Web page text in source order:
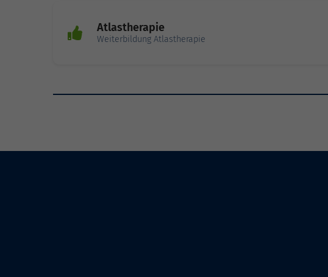
Atlastherapie
Weiterbildung Atlastherapie